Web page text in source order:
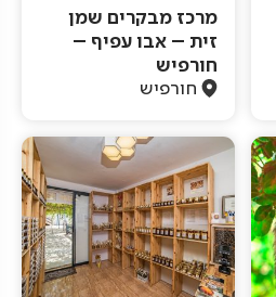
מרכז מבקרים שמן
זית – אבו עפיף –
חורפיש
חורפיש